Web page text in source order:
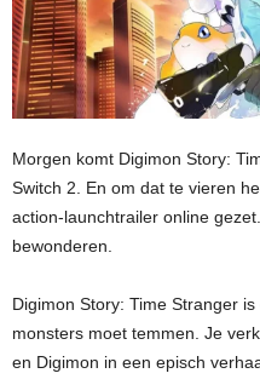
Morgen komt Digimon Story:
Switch 2. En om dat te vieren
action-launchtrailer online
bewonderen.
Digimon Story: Time Stranger
monsters moet temmen. Je
en Digimon in een episch